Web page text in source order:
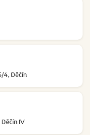
4, Děčín
Děčín IV